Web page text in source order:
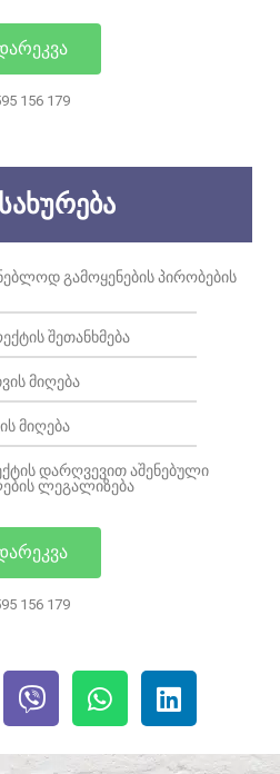
156 179
ᲒᲐᲛᲝᲧᲔᲜᲔᲑᲘᲡ ᲞᲘᲠᲝᲑᲔᲑᲘᲡ
ᲨᲔᲗᲐᲜᲮᲛᲔᲑᲐ
ᲛᲘᲦᲔᲑᲐ
ᲛᲘᲦᲔᲑᲐ
ᲓᲐᲠᲦᲕᲔᲕᲘᲗ ᲐᲨᲔᲜᲔᲑᲣᲚᲘ
ᲚᲔᲒᲐᲚᲘᲖᲔᲑᲐ
156 179